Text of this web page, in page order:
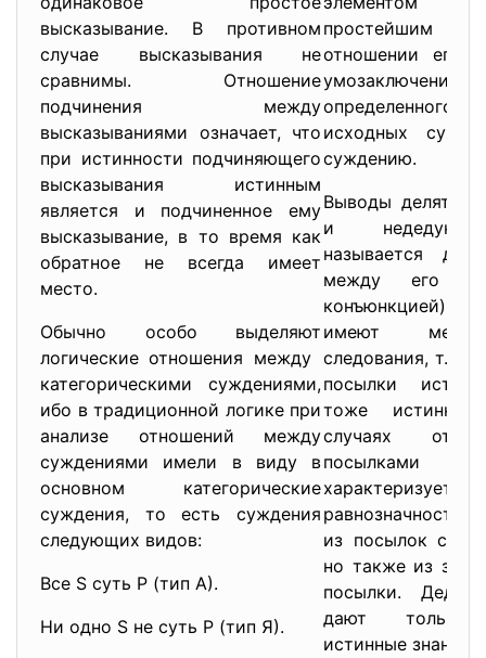
высказывание. В противном
случае высказывания не
сравнимы. Отношение
подчинения между
высказываниями означает, что
при истинности подчиняющего
высказывания истинным
является и подчиненное ему
высказывание, в то время как
обратное не всегда имеет
место.
Обычно особо выделяют
логические отношения между
категорическими суждениями,
ибо в традиционной логике при
анализе отношений между
суждениями имели в виду в
основном категорические
суждения, то есть суждения
следующих видов:
Все S суть Р (тип А).
Ни одно S не суть Р (тип Я).
простейшим в
отношении его
исходных
суждению.
Выводы делятся
и
называется
между его
конъюнкцией)
имеют
следования, т.е.
посылки
тоже
случаях
посылками и
характеризуется
из посылок
но также из
посылки.
дают только
истинные знания.